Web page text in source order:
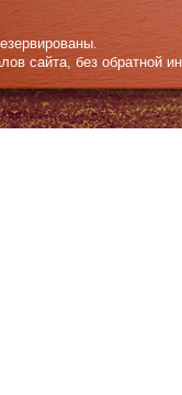
сайта, без обратной